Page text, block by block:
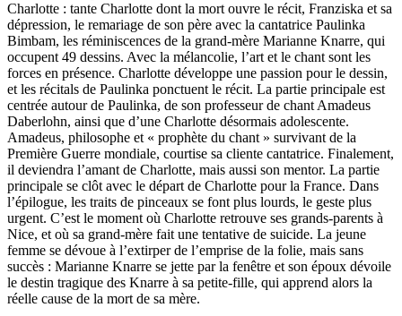
Charlotte : tante Charlotte dont la mort ouvre le récit, Franziska et sa
dépression, le remariage de son père avec la cantatrice Paulinka
Bimbam, les réminiscences de la grand-mère Marianne Knarre, qui
occupent 49 dessins. Avec la mélancolie, l’art et le chant sont les
forces en présence. Charlotte développe une passion pour le dessin,
et les récitals de Paulinka ponctuent le récit. La partie principale est
centrée autour de Paulinka, de son professeur de chant Amadeus
Daberlohn, ainsi que d’une Charlotte désormais adolescente.
Amadeus, philosophe et « prophète du chant » survivant de la
Première Guerre mondiale, courtise sa cliente cantatrice. Finalement,
il deviendra l’amant de Charlotte, mais aussi son mentor. La partie
principale se clôt avec le départ de Charlotte pour la France. Dans
l’épilogue, les traits de pinceaux se font plus lourds, le geste plus
urgent. C’est le moment où Charlotte retrouve ses grands-parents à
Nice, et où sa grand-mère fait une tentative de suicide. La jeune
femme se dévoue à l’extirper de l’emprise de la folie, mais sans
succès : Marianne Knarre se jette par la fenêtre et son époux dévoile
le destin tragique des Knarre à sa petite-fille, qui apprend alors la
réelle cause de la mort de sa mère.